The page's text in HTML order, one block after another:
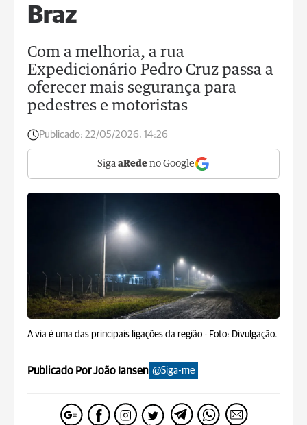
Braz
Com a melhoria, a rua
Expedicionário Pedro Cruz passa a
oferecer mais segurança para
pedestres e motoristas
Publicado: 22/05/2026, 14:26
Siga aRede no Google
A via é uma das principais ligações da região - Foto: Divulgação.
Publicado Por João Iansen @Siga-me